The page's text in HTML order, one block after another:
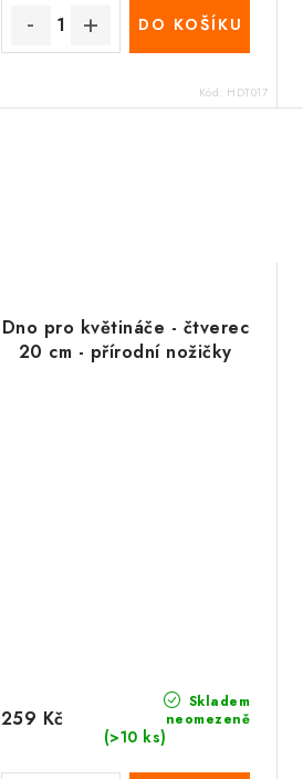
DO KOŠÍKU
Kód: HDT017
Dno pro květináče - čtverec
20 cm - přírodní nožičky
Skladem
neomezeně
(>10 ks)
259 Kč